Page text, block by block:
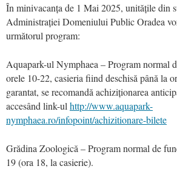
În minivacanța de 1 Mai 2025, unitățile din
Administrației Domeniului Public Oradea
următorul program:
Aquapark-ul Nymphaea – Program normal
orele 10-22, casieria fiind deschisă până la
garantat, se recomandă achiziționarea
accesând link-ul http://www.aquapark-
nymphaea.ro/infopoint/achizitionare-bilete
Grădina Zoologică – Program normal de
19 (ora 18, la casierie).